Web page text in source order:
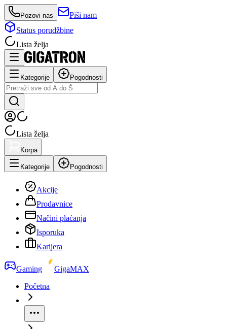
Pozovi nas
Piši nam
Status porudžbine
Lista želja
Kategorije Pogodnosti
Lista želja
Korpa
Kategorije Pogodnosti
Akcije
Prodavnice
Načini plaćanja
Isporuka
Karijera
Gaming
GigaMAX
Početna